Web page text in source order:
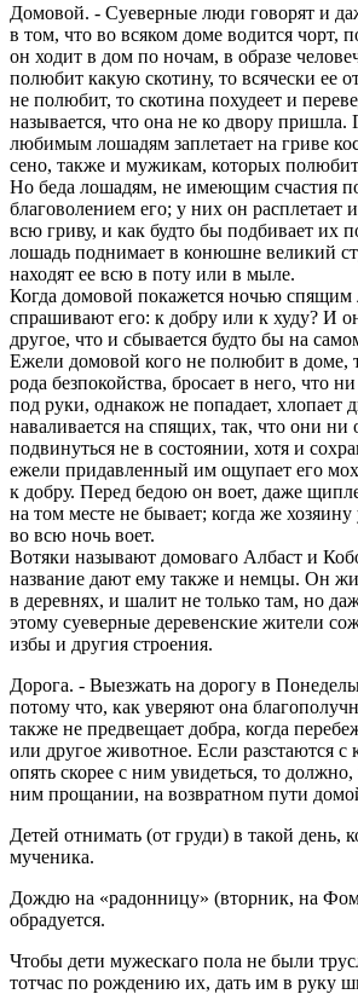
Домовой. - Суеверные люди говорят и
в том, что во всяком доме водится чорт,
он ходит в дом по ночам, в образе
полюбит какую скотину, то всячески ее
не полюбит, то скотина похудеет и
называется, что она не ко двору пришла.
любимым лошадям заплетает на гриве
сено, также и мужикам, которых
Но беда лошадям, не имеющим счастия
благоволением его; у них он расплетает
всю гриву, и как будто бы подбивает их
лошадь поднимает в конюшне великий
находят ее всю в поту или в мыле.
Когда домовой покажется ночью спящим
спрашивают его: к добру или к худу? И
другое, что и сбывается будто бы на
Ежели домовой кого не полюбит в доме,
рода безпокойства, бросает в него, что
под руки, однакож не попадает, хлопает
наваливается на спящих, так, что они
подвинуться не в состоянии, хотя и
ежели придавленный им ощупает его
к добру. Перед бедою он воет, даже
на том месте не бывает; когда же
во всю ночь воет.
Вотяки называют домоваго Албаст и
название дают ему также и немцы. Он
в деревнях, и шалит не только там, но
этому суеверные деревенские жители
избы и другия строения.
Дорога. - Выезжать на дорогу в
потому что, как уверяют она
также не предвещает добра, когда
или другое животное. Если разстаются
опять скорее с ним увидеться, то
ним прощании, на возвратном пути
Детей отнимать (от груди) в такой день,
мученика.
Дождю на «радонницу» (вторник, на
обрадуется.
Чтобы дети мужескаго пола не были
тотчас по рождению их, дать им в руку